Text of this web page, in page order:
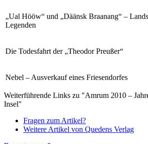
„Ual Hööw“ und „Däänsk Braanang“ –
Legenden
Die Todesfahrt der „Theodor Preußer“
Nebel – Ausverkauf eines Friesendorfes
Weiterführende Links zu "Amrum 2010 –
Insel"
Fragen zum Artikel?
Weitere Artikel von Quedens Verlag